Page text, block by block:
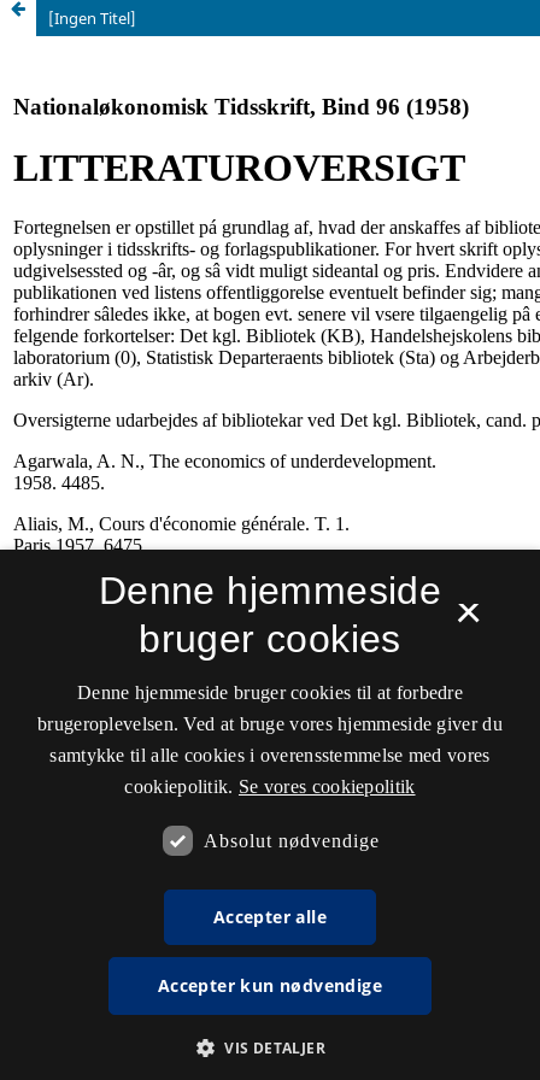
[Ingen Titel]
×
Denne hjemmeside
bruger cookies
Denne hjemmeside bruger cookies til at forbedre
brugeroplevelsen. Ved at bruge vores hjemmeside giver du
samtykke til alle cookies i overensstemmelse med vores
cookiepolitik. Se vores cookiepolitik
Absolut nødvendige
Accepter alle
Accepter kun nødvendige
VIS DETALJER